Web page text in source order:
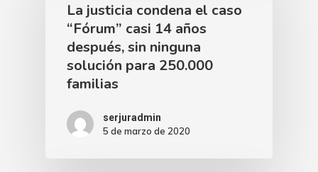
La justicia condena el caso
“Fórum” casi 14 años
después, sin ninguna
solución para 250.000
familias
serjuradmin
5 de marzo de 2020